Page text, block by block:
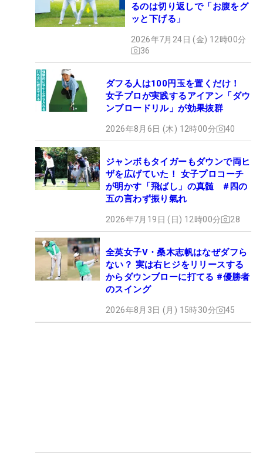
るのは切り返しで「お腹をグ
ッと下げる」
2026年7月24日 (金) 12時00分
36
ダフる人は100円玉を置くだけ！
女子プロが実践するアイアン「ダウ
ンブロードリル」が効果抜群
2026年8月6日 (木) 12時00分 40
ジャンボもタイガーもダウンで両ヒ
ザを広げていた！ 女子プロコーチ
が明かす「飛ばし」の真髄 #四の
五の言わず振り氣れ
2026年7月19日 (日) 12時00分 28
全英女子V・桑木志帆はなぜダフら
ない？ 実は右ヒジをリリースする
からダウンブローに打てる #優勝者
のスイング
2026年8月3日 (月) 15時30分 45